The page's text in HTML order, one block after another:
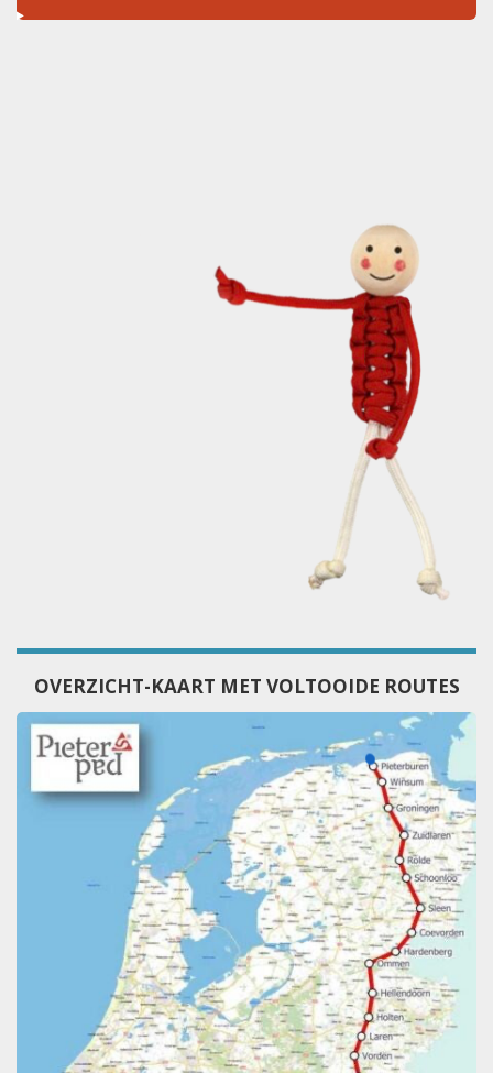
OVERZICHT-KAART MET VOLTOOIDE ROUTES